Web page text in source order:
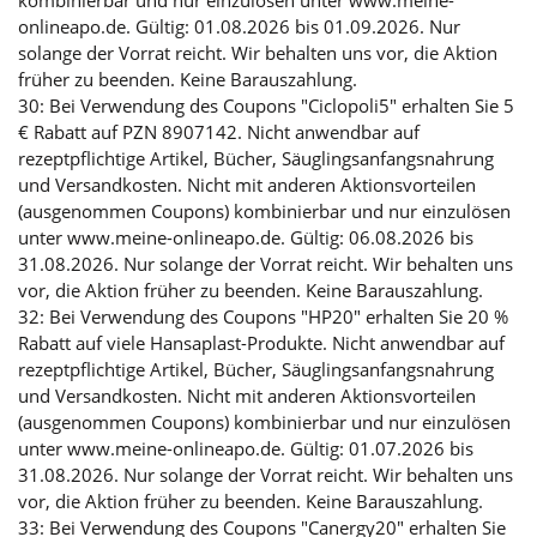
onlineapo.de. Gültig: 01.08.2026 bis 01.09.2026. Nur
solange der Vorrat reicht. Wir behalten uns vor, die Aktion
früher zu beenden. Keine Barauszahlung.
30: Bei Verwendung des Coupons "Ciclopoli5" erhalten Sie 5
€ Rabatt auf PZN 8907142. Nicht anwendbar auf
rezeptpflichtige Artikel, Bücher, Säuglingsanfangsnahrung
und Versandkosten. Nicht mit anderen Aktionsvorteilen
(ausgenommen Coupons) kombinierbar und nur einzulösen
unter www.meine-onlineapo.de. Gültig: 06.08.2026 bis
31.08.2026. Nur solange der Vorrat reicht. Wir behalten uns
vor, die Aktion früher zu beenden. Keine Barauszahlung.
32: Bei Verwendung des Coupons "HP20" erhalten Sie 20 %
Rabatt auf viele Hansaplast-Produkte. Nicht anwendbar auf
rezeptpflichtige Artikel, Bücher, Säuglingsanfangsnahrung
und Versandkosten. Nicht mit anderen Aktionsvorteilen
(ausgenommen Coupons) kombinierbar und nur einzulösen
unter www.meine-onlineapo.de. Gültig: 01.07.2026 bis
31.08.2026. Nur solange der Vorrat reicht. Wir behalten uns
vor, die Aktion früher zu beenden. Keine Barauszahlung.
33: Bei Verwendung des Coupons "Canergy20" erhalten Sie